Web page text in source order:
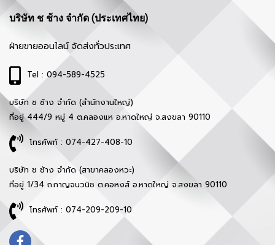
บริษัท ช ช้าง จำกัด (ประเทศไทย)
ฝ่ายขายออนไลน์ จัดส่งทั่วประเทศ
Tel : 094-589-4525
บริษัท ช ช้าง จำกัด (สำนักงานใหญ่)
ที่อยู่ 444/9 หมู่ 4 ต.คลองแห อ.หาดใหญ่ จ.สงขลา 90110
โทรศัพท์ : 074-427-408-10
บริษัท ช ช้าง จำกัด (สาขาคลองหวะ)
ที่อยู่ 1/34 ถ.กาญจนวนิช ต.คอหงส์ อ.หาดใหญ่ จ.สงขลา 90110
โทรศัพท์ : 074-209-209-10